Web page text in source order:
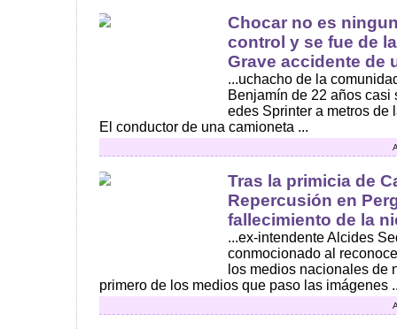
Chocar no es
control y se fue de
Grave accidente de
...uchacho de la
Benjamín de 22 años casi
edes Sprinter a metros de
El conductor de una camioneta ...
Tras la primicia de
Repercusión en
fallecimiento de la
...ex-intendente Alcides
conmocionado al
los medios nacionales de
primero de los medios que paso las imágenes